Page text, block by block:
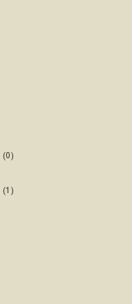
(0)
(1)